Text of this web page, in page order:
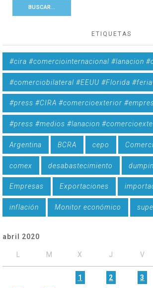
ETIQUETAS
#cira #comerciointernacional #lanacion
#comerciobilateral #EEUU #Florida
#press #CIRA #comercioexterior
#press #medios #lanacion
Argentina BCRA cepo
comex desabastecimiento
Empresas Exportaciones
inflación Monitor económico
abril 2020
M X J V
1 2 3